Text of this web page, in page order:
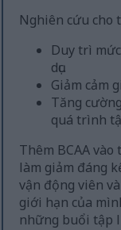
Nghiên cứu cho
Duy trì
dục.
Giảm cảm
Tăng
quá trình
Thêm BCAA
làm giảm đáng
vận động viên
giới hạn của
những buổi tập